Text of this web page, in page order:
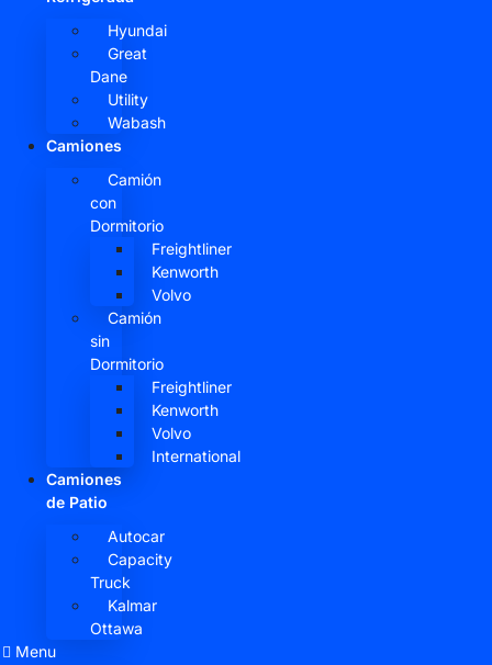
Hyundai
Great
Dane
Utility
Wabash
Camiones
Camión
con
Dormitorio
Freightliner
Kenworth
Volvo
Camión
sin
Dormitorio
Freightliner
Kenworth
Volvo
International
Camiones
de Patio
Autocar
Capacity
Truck
Kalmar
Ottawa
Menu